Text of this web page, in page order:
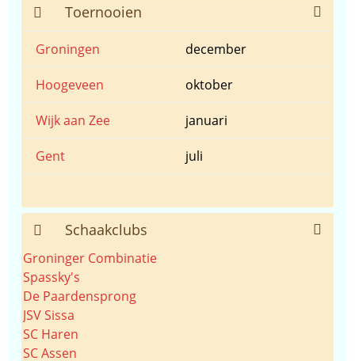
Toernooien
Groningen december
Hoogeveen oktober
Wijk aan Zee januari
Gent juli
Schaakclubs
Groninger Combinatie
Spassky's
De Paardensprong
JSV Sissa
SC Haren
SC Assen